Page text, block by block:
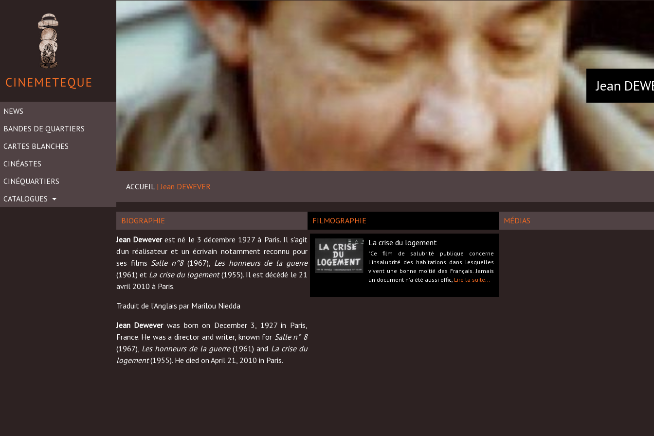
NEWS
BANDES DE QUARTIERS
CARTES BLANCHES
CINÉASTES
CINÉQUARTIERS
CATALOGUES
Jean
ACCUEIL |Jean DEWEVER
BIOGRAPHIE
Jean Deweverest né le 3 décembre 1927 à Paris. Il s’agit
d’un réalisateur et un écrivain notamment reconnu pour
ses films Salle n°8 (1967), Les honneurs de la guerre
(1961) et La crise du logement(1955). Il est décédé le 21
avril 2010 à Paris.
Traduit de l’Anglais par Marilou Niedda
Jean Deweverwas born on December 3, 1927 in Paris,
France. He was a director and writer, known for Salle n° 8
(1967), Les honneurs de la guerre(1961) and La crise du
logement(1955). He died on April 21, 2010 in Paris.
FILMOGRAPHIE
La crise du logement
"Ce film de salubrité publique concerne
l'insalubrité des habitations dans lesquelles
vivent une bonne moitié des Français. Jamais
un document n'a été aussi offic, Lire la suite...
MÉDIAS